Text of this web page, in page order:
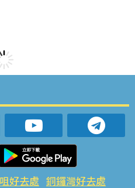
好去處 銅鑼灣好去處